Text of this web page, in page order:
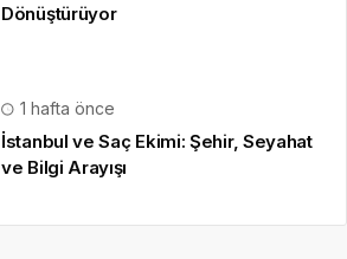
Dönüştürüyor
1 hafta önce
İstanbul ve Saç Ekimi: Şehir, Seyahat
ve Bilgi Arayışı